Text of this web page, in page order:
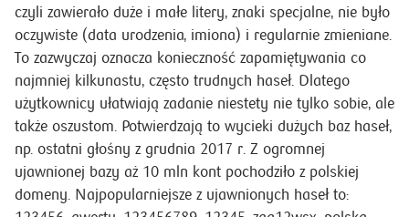
czyli zawierało duże i małe litery, znaki specjalne, nie było
oczywiste (data urodzenia, imiona) i regularnie zmieniane.
To zazwyczaj oznacza konieczność zapamiętywania co
najmniej kilkunastu, często trudnych haseł. Dlatego
użytkownicy ułatwiają zadanie niestety nie tylko sobie, ale
także oszustom. Potwierdzają to wycieki dużych baz haseł,
np. ostatni głośny z grudnia 2017 r. Z ogromnej
ujawnionej bazy aż 10 mln kont pochodziło z polskiej
domeny. Najpopularniejsze z ujawnionych haseł to: